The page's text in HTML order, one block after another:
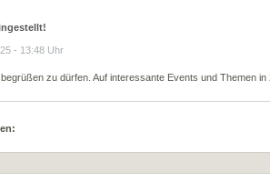
- 13:48 Uhr
zu dürfen. Auf interessante Events und Themen in